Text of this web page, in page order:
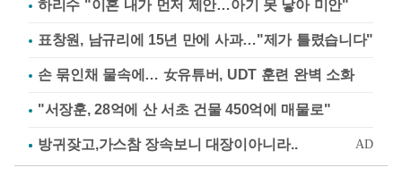
하리수 "이혼 내가 먼저 제안…아기 못 낳아 미안"
표창원, 남규리에 15년 만에 사과…"제가 틀렸습니다"
손 묶인채 물속에… 女유튜버, UDT 훈련 완벽 소화
"서장훈, 28억에 산 서초 건물 450억에 매물로"